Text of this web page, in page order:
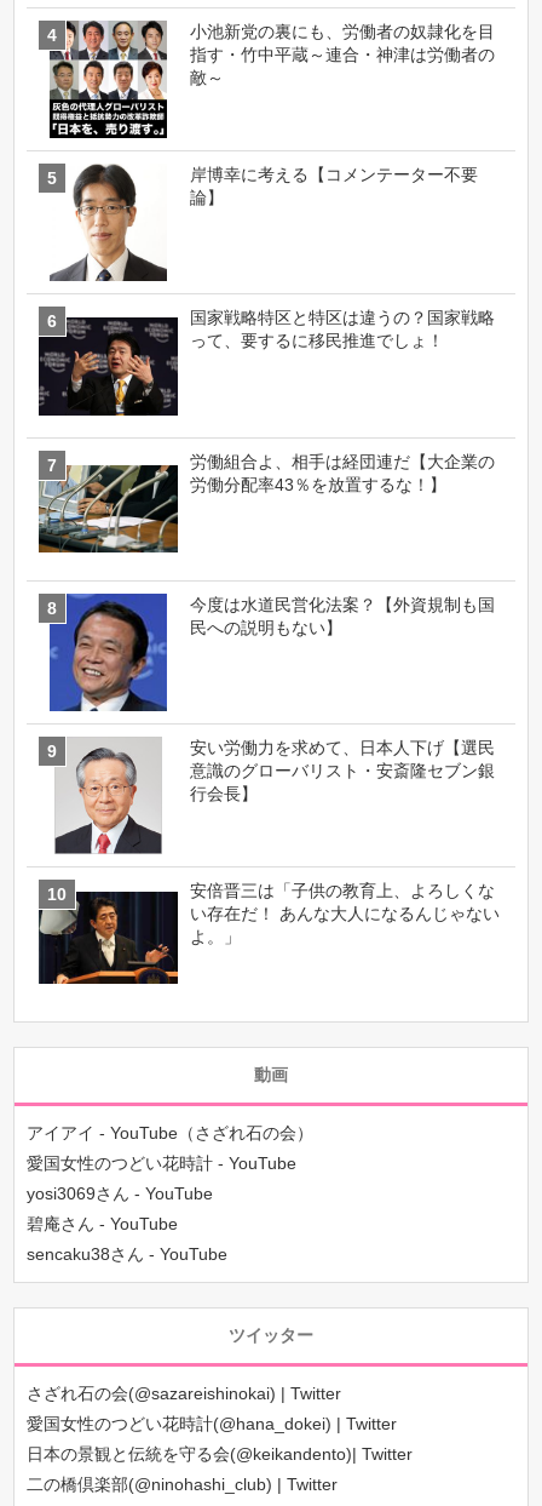
小池新党の裏にも、労働者の奴隷化を目
指す・竹中平蔵～連合・神津は労働者の
敵～
岸博幸に考える【コメンテーター不要
論】
国家戦略特区と特区は違うの？国家戦略
って、要するに移民推進でしょ！
労働組合よ、相手は経団連だ【大企業の
労働分配率43％を放置するな！】
今度は水道民営化法案？【外資規制も国
民への説明もない】
安い労働力を求めて、日本人下げ【選民
意識のグローバリスト・安斎隆セブン銀
行会長】
安倍晋三は「子供の教育上、よろしくな
い存在だ！ あんな大人になるんじゃない
よ。」
動画
アイアイ - YouTube（さざれ石の会）
愛国女性のつどい花時計 - YouTube
yosi3069さん - YouTube
碧庵さん - YouTube
sencaku38さん - YouTube
ツイッター
さざれ石の会(@sazareishinokai) | Twitter
愛国女性のつどい花時計(@hana_dokei) | Twitter
日本の景観と伝統を守る会(@keikandento)| Twitter
二の橋倶楽部(@ninohashi_club) | Twitter